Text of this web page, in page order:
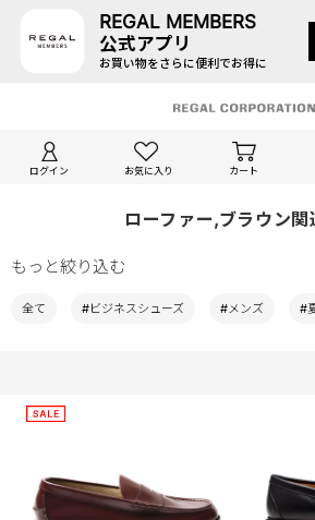
REGAL MEMBERS
公式アプリ
お買い物をさらに便利でお得に
ログイン お気に入り カート
ローファー,ブラウン関
もっと絞り込む
全て #ビジネスシューズ #メンズ #